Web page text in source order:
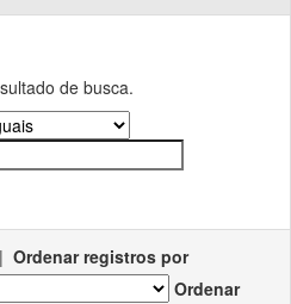
de busca.
| Ordenar registros por
Ordenar